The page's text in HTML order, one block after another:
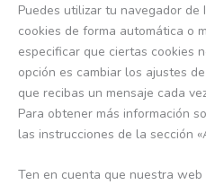
Puedes utilizar tu navegador
cookies de forma automática o
especificar que ciertas cookies
opción es cambiar los ajustes
que recibas un mensaje cada
Para obtener más información
las instrucciones de la sección
Ten en cuenta que nuestra